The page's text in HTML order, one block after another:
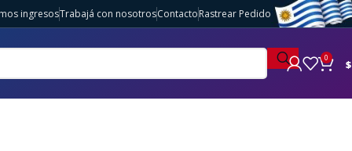
ingresosTrabajá con nosotrosContactoRastrear Pedido
0 $